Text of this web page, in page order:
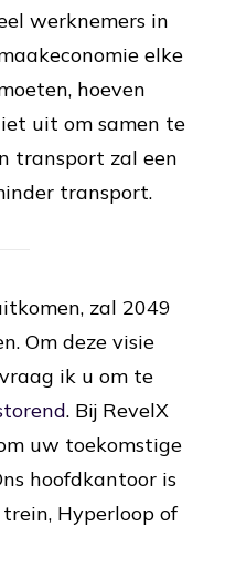
werknemers in
elke
hoeven
uit om samen te
transport zal een
transport.
zal 2049
Om deze visie
ik u om te
. Bij RevelX
uw toekomstige
hoofdkantoor is
Hyperloop of